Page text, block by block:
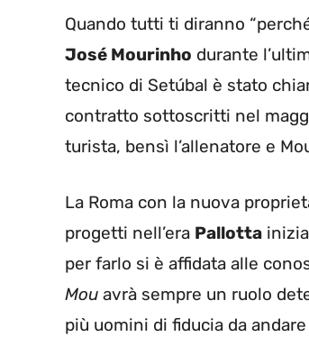
Quando tutti ti diranno
José Mourinho durante
tecnico di Setúbal è stato
contratto sottoscritti nel
turista, bensì l’allenatore e
La Roma con la nuova
progetti nell’era Pallotta
per farlo si è affidata alle
Mou avrà sempre un ruolo
più uomini di fiducia da